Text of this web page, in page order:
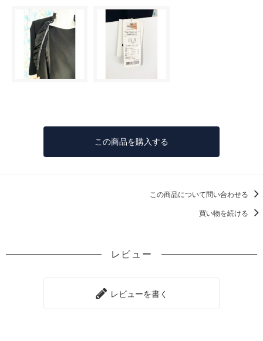
この商品を購入する
この商品について問い合わせる
買い物を続ける
レビュー
レビューを書く